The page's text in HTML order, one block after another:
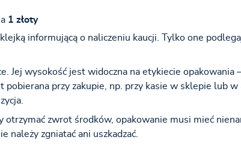
1 złoty
informującą o naliczeniu kaucji. Tylko one
Jej wysokość jest widoczna na etykiecie opakowania
pobierana przy zakupie, np. przy kasie w sklepie lub w
zwrot środków, opakowanie musi mieć
należy zgniatać ani uszkadzać.